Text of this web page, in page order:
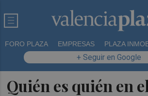
FORO PLAZA EMPRESAS PLAZA
+ Seguir en Google
Quién es quién en